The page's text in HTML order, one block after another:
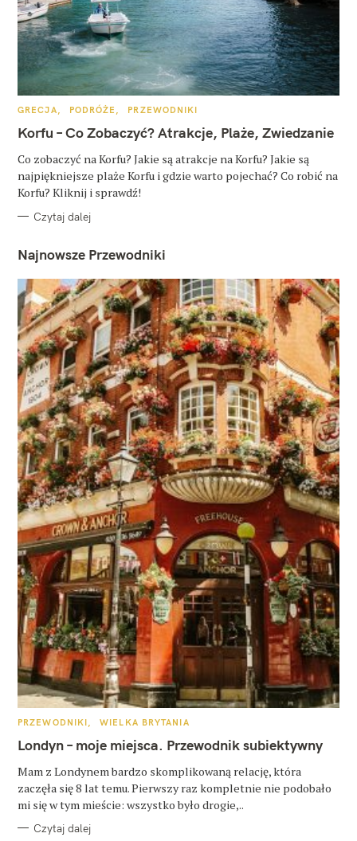
K
T
E
O
R
I
GRECJA PODRÓŻE PRZEWODNIKI
Korfu – Co Zobaczyć? Atrakcje, Plaże, Zwiedzanie
Co zobaczyć na Korfu? Jakie są atrakcje na Korfu? Jakie są
najpiękniejsze plaże Korfu i gdzie warto pojechać? Co robić na
Korfu? Kliknij i sprawdź!
Czytaj dalej
Najnowsze Przewodniki
K
T
E
O
R
I
PRZEWODNIKI WIELKA BRYTANIA
Londyn – moje miejsca. Przewodnik subiektywny
Mam z Londynem bardzo skomplikowaną relację, która
zaczęła się 8 lat temu. Pierwszy raz kompletnie nie podobało
mi się w tym mieście: wszystko było drogie,..
Czytaj dalej